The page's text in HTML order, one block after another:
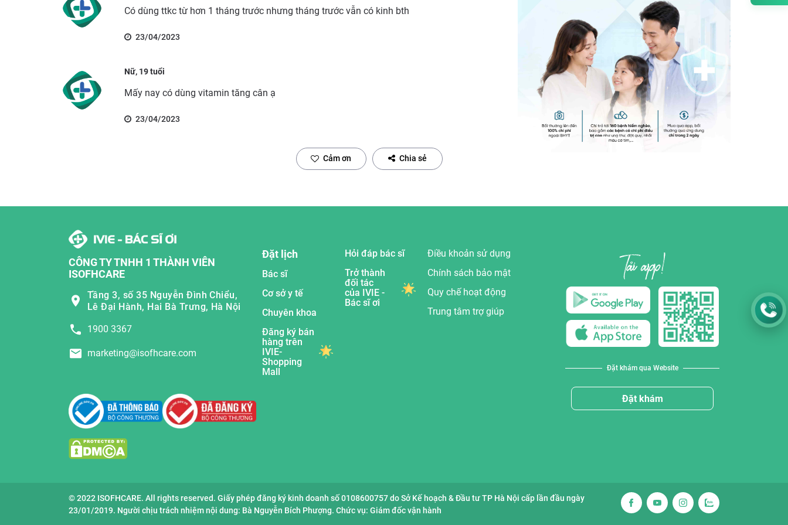
Có dùng ttkc từ hơn 1 tháng trước nhưng tháng trước vẫn có kinh bth
23/04/2023
Nữ, 19 tuổi
Mấy nay có dùng vitamin tăng cân ạ
23/04/2023
Cảm ơn Chia sẻ
CÔNG TY TNHH 1 THÀNH VIÊN
ISOFHCARE
Tầng 3, số 35 Nguyễn Đình Chiểu,
Lê Đại Hành, Hai Bà Trưng, Hà Nội
1900 3367
marketing@isofhcare.com
Đặt lịch
Bác sĩ
Cơ sở y tế
Chuyên khoa
Đăng ký bán
hàng trên
IVIE-
Shopping
Mall
Hỏi đáp bác sĩ
Trở thành
đối tác
của IVIE -
Bác sĩ ơi
Điều khoản sử dụng
Chính sách bảo mật
Quy chế hoạt động
Trung tâm trợ giúp
Đặt khám qua Website
Đặt khám
© 2022 ISOFHCARE. All rights reserved. Giấy phép đăng ký kinh doanh số 0108600757 do Sở Kế hoạch & Đầu tư TP Hà Nội cấp lần đầu ngày
23/01/2019. Người chịu trách nhiệm nội dung: Bà Nguyễn Bích Phượng. Chức vụ: Giám đốc vận hành